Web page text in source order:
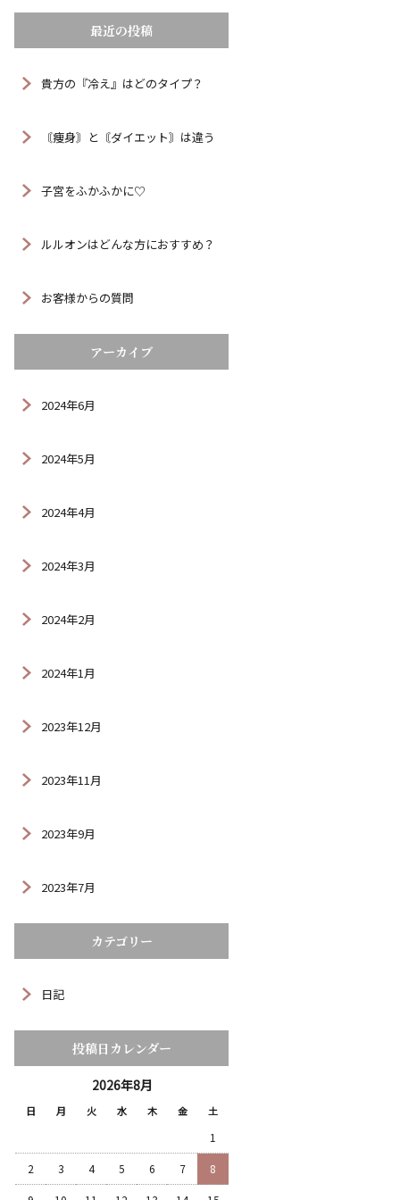
最近の投稿
貴方の『冷え』はどのタイプ？
〘痩身〙と〘ダイエット〙は違う
子宮をふかふかに♡
ルルオンはどんな方におすすめ？
お客様からの質問
アーカイブ
2024年6月
2024年5月
2024年4月
2024年3月
2024年2月
2024年1月
2023年12月
2023年11月
2023年9月
2023年7月
カテゴリー
日記
投稿日カレンダー
2026年8月
日 月 火 水 木 金 土
1
2 3 4 5 6 7 8